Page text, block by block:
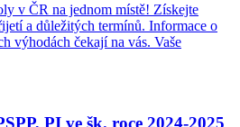
v ČR na jednom místě! Získejte
a důležitých termínů. Informace o
výhodách čekají na vás. Vaše